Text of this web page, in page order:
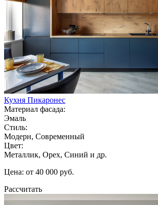
Кухня Пикаронес
Материал фасада:
Эмаль
Стиль:
Модерн, Современный
Цвет:
Металлик, Орех, Синий и др.
Цена: от 40 000 руб.
Рассчитать